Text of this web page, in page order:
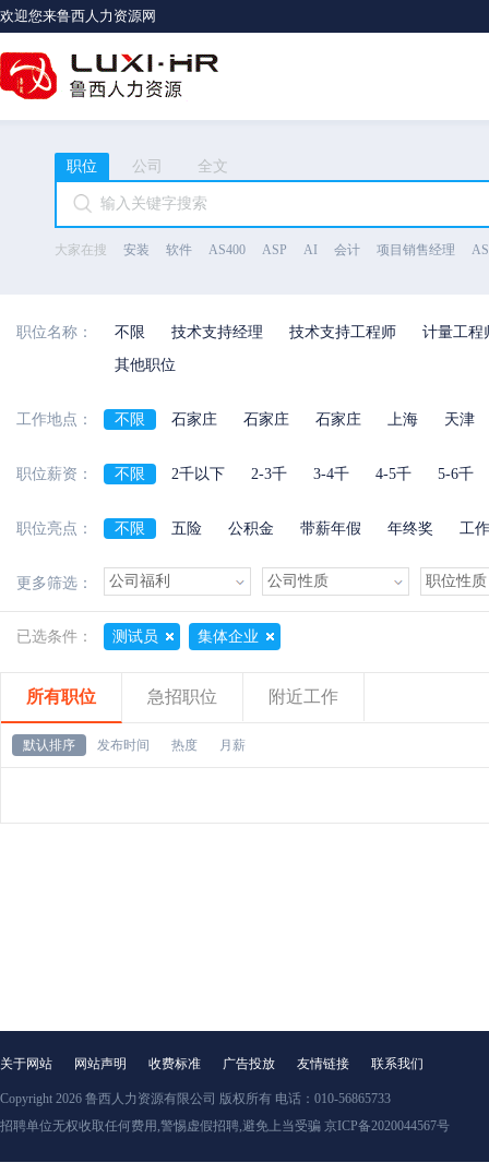
欢迎您来鲁西人力资源网
职位 公司 全文
大家在搜 安装 软件 AS400 ASP AI 会计 项目销售经理
职位名称： 不限 技术支持经理 技术支持工程师
计量工程
其他职位
工作地点： 不限 石家庄 石家庄 石家庄 上海
天津
职位薪资：
不限 2千以下 2-3千 3-4千 4-5千 5-6千
职位亮点： 不限 五险 公积金 带薪年假 年终奖
工
更多筛选：
已选条件： 测试员 集体企业
所有职位 急招职位 附近工作
默认排序 发布时间 热度 月薪
关于网站 网站声明 收费标准 广告投放 友情链接 联系我们
Copyright 2026 鲁西人力资源有限公司 版权所有 电话：010-56865733
招聘单位无权收取任何费用,警惕虚假招聘,避免上当受骗 京ICP备2020044567号